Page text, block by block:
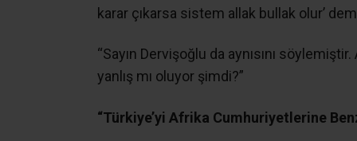
karar çıkarsa sistem allak bullak olur’
“Sayın Dervişoğlu da aynısını
yanlış mı oluyor şimdi?”
“Türkiye’yi Afrika Cumhuriyetlerine